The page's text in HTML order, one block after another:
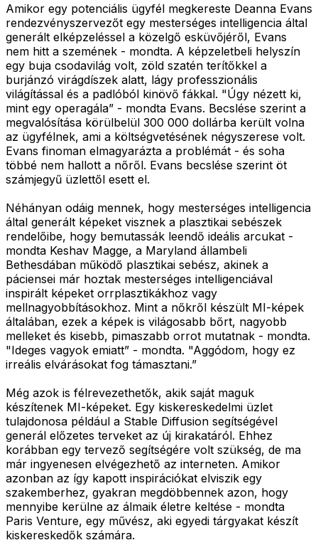
Amikor egy potenciális ügyfél megkereste Deanna Evans
rendezvényszervezőt egy mesterséges intelligencia által
generált elképzeléssel a közelgő esküvőjéről, Evans
nem hitt a szemének - mondta. A képzeletbeli helyszín
egy buja csodavilág volt, zöld szatén terítőkkel a
burjánzó virágdíszek alatt, lágy professzionális
világítással és a padlóból kinövő fákkal. "Úgy nézett ki,
mint egy operagála” - mondta Evans. Becslése szerint a
megvalósítása körülbelül 300 000 dollárba került volna
az ügyfélnek, ami a költségvetésének négyszerese volt.
Evans finoman elmagyarázta a problémát - és soha
többé nem hallott a nőről. Evans becslése szerint öt
számjegyű üzlettől esett el.
Néhányan odáig mennek, hogy mesterséges intelligencia
által generált képeket visznek a plasztikai sebészek
rendelőibe, hogy bemutassák leendő ideális arcukat -
mondta Keshav Magge, a Maryland állambeli
Bethesdában működő plasztikai sebész, akinek a
páciensei már hoztak mesterséges intelligenciával
inspirált képeket orrplasztikákhoz vagy
mellnagyobbításokhoz. Mint a nőkről készült MI-képek
általában, ezek a képek is világosabb bőrt, nagyobb
melleket és kisebb, pimaszabb orrot mutatnak - mondta.
"Ideges vagyok emiatt” - mondta. "Aggódom, hogy ez
irreális elvárásokat fog támasztani.”
Még azok is félrevezethetők, akik saját maguk
készítenek MI-képeket. Egy kiskereskedelmi üzlet
tulajdonosa például a Stable Diffusion segítségével
generál előzetes terveket az új kirakatáról. Ehhez
korábban egy tervező segítségére volt szükség, de ma
már ingyenesen elvégezhető az interneten. Amikor
azonban az így kapott inspirációkat elviszik egy
szakemberhez, gyakran megdöbbennek azon, hogy
mennyibe kerülne az álmaik életre keltése - mondta
Paris Venture, egy művész, aki egyedi tárgyakat készít
kiskereskedők számára.